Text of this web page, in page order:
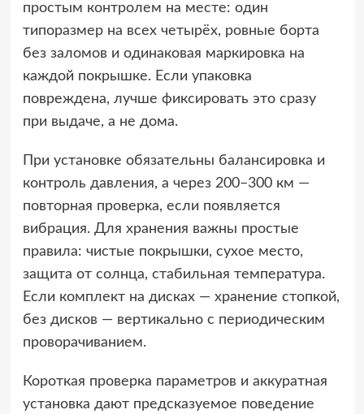
простым контролем на месте: один
типоразмер на всех четырёх, ровные борта
без заломов и одинаковая маркировка на
каждой покрышке. Если упаковка
повреждена, лучше фиксировать это сразу
при выдаче, а не дома.
При установке обязательны балансировка и
контроль давления, а через 200–300 км —
повторная проверка, если появляется
вибрация. Для хранения важны простые
правила: чистые покрышки, сухое место,
защита от солнца, стабильная температура.
Если комплект на дисках — хранение стопкой,
без дисков — вертикально с периодическим
проворачиванием.
Короткая проверка параметров и аккуратная
установка дают предсказуемое поведение